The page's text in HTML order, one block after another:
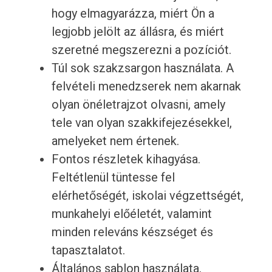
hogy elmagyarázza, miért Ön a
legjobb jelölt az állásra, és miért
szeretné megszerezni a pozíciót.
Túl sok szakzsargon használata. A
felvételi menedzserek nem akarnak
olyan önéletrajzot olvasni, amely
tele van olyan szakkifejezésekkel,
amelyeket nem értenek.
Fontos részletek kihagyása.
Feltétlenül tüntesse fel
elérhetőségét, iskolai végzettségét,
munkahelyi előéletét, valamint
minden releváns készséget és
tapasztalatot.
Általános sablon használata.